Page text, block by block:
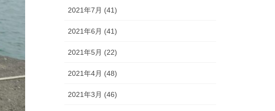
2021年7月 (41)
2021年6月 (41)
2021年5月 (22)
2021年4月 (48)
2021年3月 (46)